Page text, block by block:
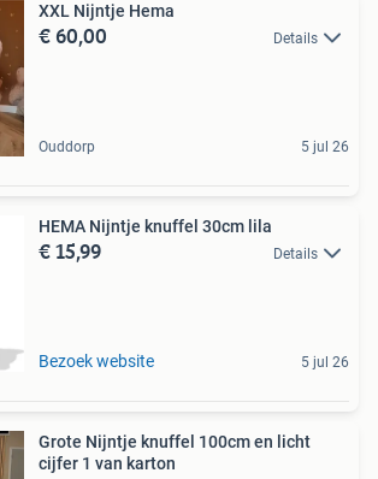
XXL Nijntje Hema
€ 60,00 Details
Ouddorp 5 jul 26
HEMA Nijntje knuffel 30cm lila
€ 15,99 Details
Bezoek website 5 jul 26
Grote Nijntje knuffel 100cm en licht
cijfer 1 van karton